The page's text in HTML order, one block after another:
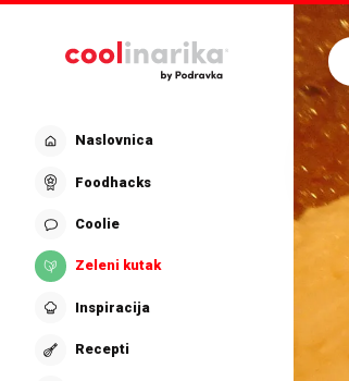
Naslovnica
Foodhacks
Coolie
Zeleni kutak
Inspiracija
Recepti